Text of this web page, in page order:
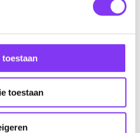
toestaan
toestaan
nog miljoenen fans.
Amerika neemt je mee
King, waarbij je niet
muzieksteden Nashville
Fabulous Las Vegas gaat –